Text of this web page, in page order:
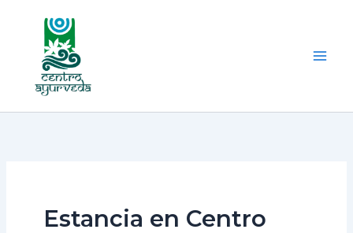
contenido
Estancia en Centro